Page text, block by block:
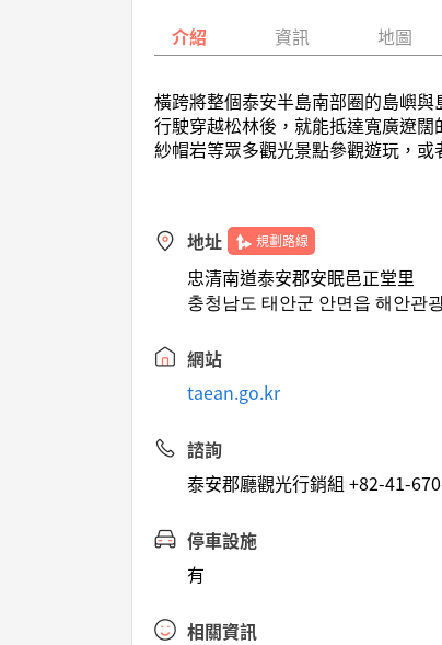
介紹 資訊 地圖
橫跨將整個泰安半島南部圈的島嶼
行駛穿越松林後，就能抵達寬廣遼
紗帽岩等眾多觀光景點參觀遊玩，
地址 規劃路線
忠清南道泰安郡安眠邑正堂里
충청남도 태안군 안면읍 해안관
網站
taean.go.kr
諮詢
泰安郡廳觀光行銷組 +82-41-
停車設施
有
相關資訊